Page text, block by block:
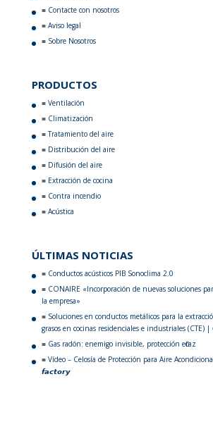
Contacte con nosotros
Aviso legal
Sobre Nosotros
PRODUCTOS
Ventilación
Climatización
Tratamiento del aire
Distribución del aire
Difusión del aire
Extracción de cocina
Contra incendio
Acústica
ÚLTIMAS NOTICIAS
Conductos acústicos PIB Sonoclima 2.0
CONAIRE «Incorporación de nuevas soluciones
la empresa»
Soluciones en conductos metálicos para la
grasos en cocinas residenciales e industriales
Gas radón: enemigo invisible, protección eficaz
Vídeo – Celosía de Protección para Aire
𝙛𝙖𝙘𝙩𝙤𝙧𝙮